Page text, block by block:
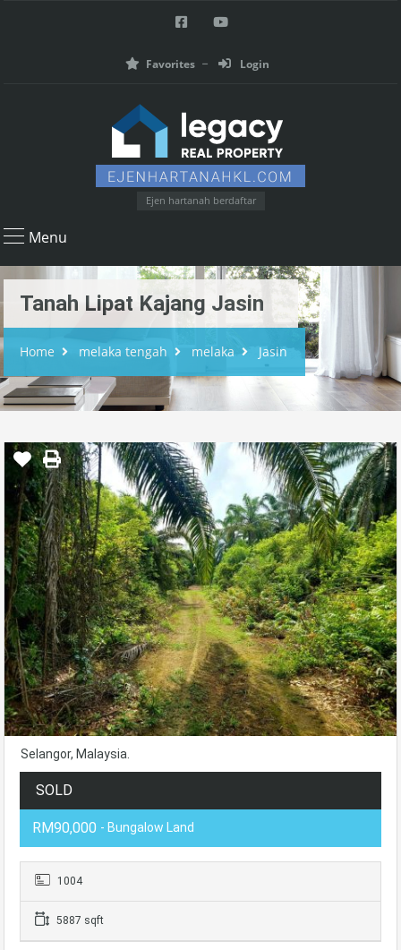
Favorites Login
Ejen hartanah berdaftar
Menu
Tanah Lipat Kajang Jasin
Home melaka tengah melaka Jasin
Selangor, Malaysia.
SOLD
RM90,000 - Bungalow Land
1004
5887 sqft